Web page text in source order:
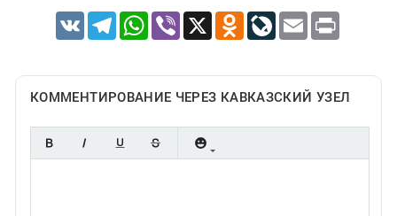
VK TelegramWhatsApp
Viber X Odnoklassniki
LiveJournal
Email Print
КОММЕНТИРОВАНИЕ ЧЕРЕЗ КАВКАЗСКИЙ УЗЕЛ